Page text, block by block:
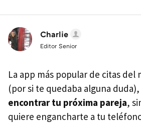
Charlie
Editor Senior
La app más popular de citas del
(por si te quedaba alguna
encontrar tu próxima pareja,
quiere engancharte a tu